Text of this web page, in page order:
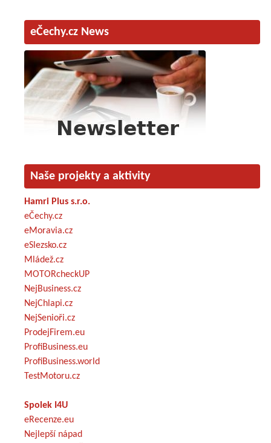
eČechy.cz News
Naše projekty a aktivity
Hamri Plus s.r.o.
eČechy.cz
eMoravia.cz
eSlezsko.cz
Mládež.cz
MOTORcheckUP
NejBusiness.cz
NejChlapi.cz
NejSenioři.cz
ProdejFirem.eu
ProfiBusiness.eu
ProfiBusiness.world
TestMotoru.cz
Spolek I4U
eRecenze.eu
Nejlepší nápad